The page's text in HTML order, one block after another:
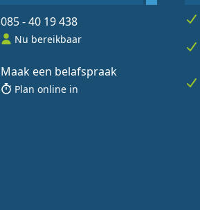
085 - 40 19 438
Nu bereikbaar
Maak een belafspraak
Plan online in